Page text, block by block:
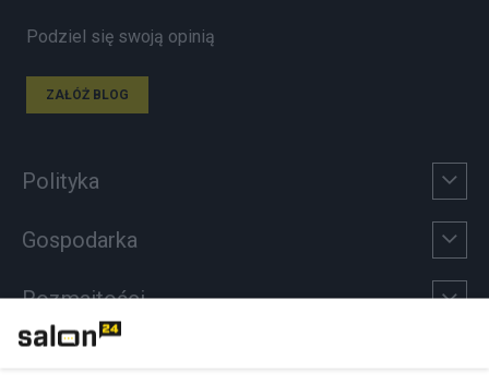
Podziel się swoją opinią
ZAŁÓŻ BLOG
Polityka
Gospodarka
Rozmaitości